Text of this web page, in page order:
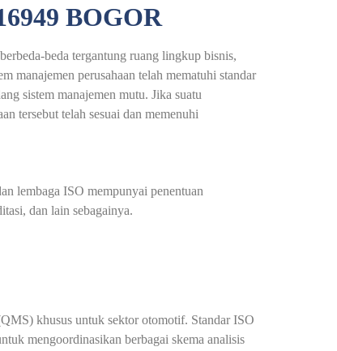
BOGOR
beda tergantung ruang lingkup bisnis,
manajemen perusahaan telah mematuhi standar
sistem manajemen mutu. Jika suatu
tersebut telah sesuai dan memenuhi
lembaga ISO mempunyai penentuan
dan lain sebagainya.
khusus untuk sektor otomotif. Standar ISO
mengoordinasikan berbagai skema analisis